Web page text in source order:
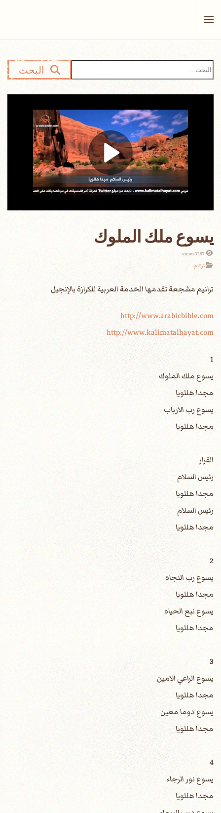
البحث
يسوع ملك الملوك
7197 views
ترانيم
http://www.arabicbible.com
http://www.kalimatalhayat.com
1
يسوع ملك الملوك
مجدا هللويا
يسوع رب الارباب
مجدا هللويا
القرار
رئيس السلام
مجدا هللويا
رئيس السلام
مجدا هللويا
2
يسوع رب النجاه
مجدا هللويا
يسوع نبع الحياه
مجدا هللويا
3
يسوع الراعي الامين
مجدا هللويا
يسوع دوما معين
مجدا هللويا
4
يسوع نور الرجاء
مجدا هللويا